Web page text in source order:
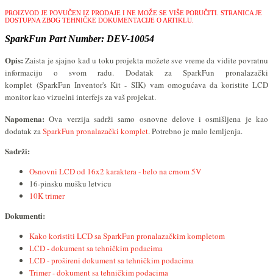
PROIZVOD JE POVUČEN IZ PRODAJE I NE MOŽE SE VIŠE PORUČITI. STRANICA JE
DOSTUPNA ZBOG TEHNIČKE DOKUMENTACIJE O ARTIKLU.
SparkFun Part Number: DEV-10054
Opis:Zaista je sjajno kad u toku projekta možete sve vreme da vidite povratnu
informaciju o svom radu. Dodatak za SparkFun pronalazački
komplet(SparkFun Inventor's Kit - SIK) vam omogućava da koristite LCD
monitor kao vizuelni interfejs za vaš projekat.
Napomena: Ova verzija sadrži samo osnovne delove i osmišljena je kao
dodatak zaSparkFun pronalazački komplet. Potrebno je malo lemljenja.
Sadrži:
Osnovni LCD od 16x2 karaktera - belo na crnom 5V
16-pinsku mušku letvicu
10K trimer
Dokumenti:
Kako koristiti LCD sa SparkFun pronalazačkim kompletom
LCD - dokument sa tehničkim podacima
LCD - prošireni dokument sa tehničkim podacima
Trimer - dokument sa tehničkim podacima